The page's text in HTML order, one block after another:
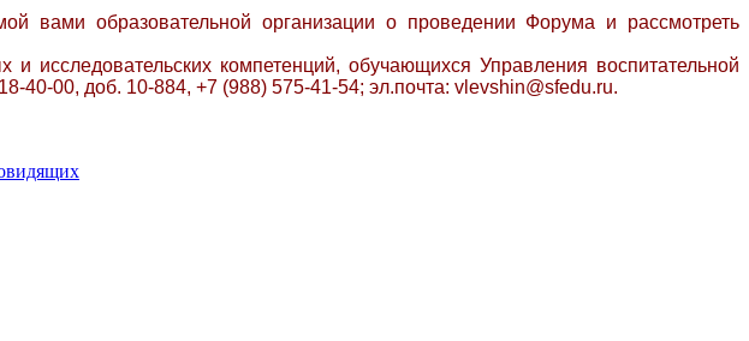
вами образовательной организации о проведении Форума и рассмотреть
исследовательских компетенций, обучающихся Управления воспитательной
00, доб. 10-884, +7 (988) 575-41-54; эл.почта: vlevshin@sfedu.ru.